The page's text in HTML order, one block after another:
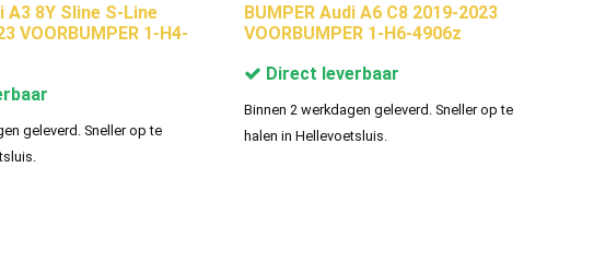
A3 8Y Sline S-Line
VOORBUMPER 1-H4-
geleverd. Sneller op te
BUMPER Audi A6 C8 2019-2023
VOORBUMPER 1-H6-4906z
Direct leverbaar
Binnen 2 werkdagen geleverd. Sneller op te
halen in Hellevoetsluis.